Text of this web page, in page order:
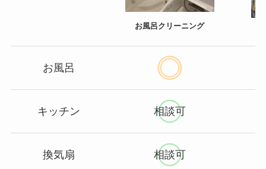
お風呂クリーニング
お風呂
キッチン 相談可
換気扇 相談可